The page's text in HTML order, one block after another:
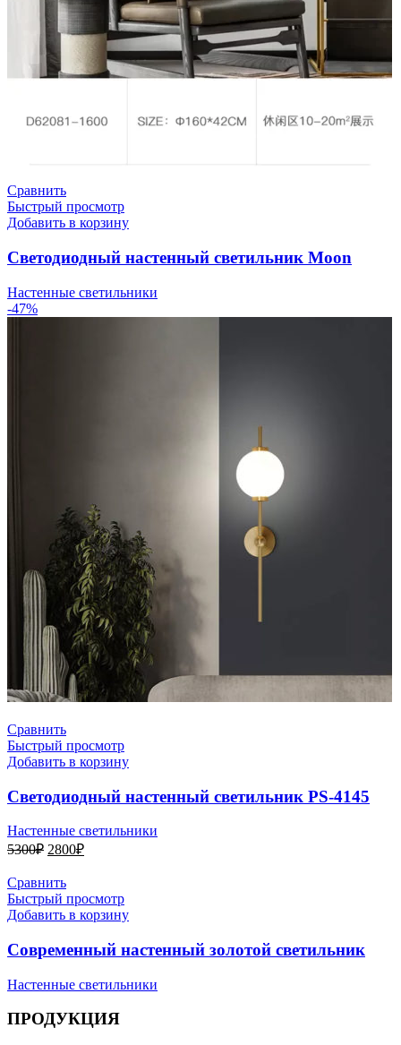
Сравнить
Быстрый просмотр
Добавить в корзину
Светодиодный настенный светильник Moon
Настенные светильники
-47%
Сравнить
Быстрый просмотр
Добавить в корзину
Светодиодный настенный светильник PS-4145
Настенные светильники
5300₽ Первоначальная
составляла
5300₽.
2800₽Текущая
Сравнить
Быстрый просмотр
Добавить в корзину
Современный настенный золотой светильник
Настенные светильники
ПРОДУКЦИЯ